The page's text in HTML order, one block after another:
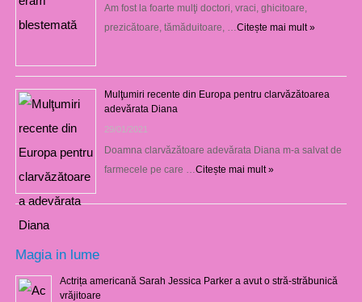
Am fost la foarte mulţi doctori, vraci, ghicitoare,
prezicătoare, tămăduitoare, … Citește mai mult »
Mulţumiri recente din Europa pentru clarvăzătoarea
adevărata Diana
29/01/2021
Doamna clarvăzătoare adevărata Diana m-a salvat de
farmecele pe care … Citește mai mult »
Magia in lume
Actrița americană Sarah Jessica Parker a avut o stră-străbunică
vrăjitoare